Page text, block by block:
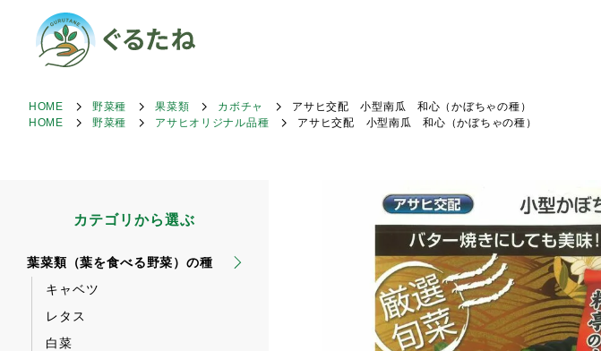
HOME 野菜種 果菜類 カボチャ
アサヒ交配 小型南瓜 和心（かぼちゃの種）
HOME
野菜種 アサヒオリジナル品種 アサヒ交配 小型南瓜 和心（かぼちゃの種）
カテゴリから選ぶ
葉菜類（葉を食べる野菜）の種
キャベツ
レタス
白菜